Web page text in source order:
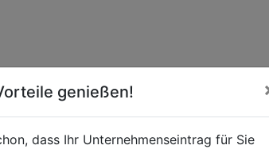
genießen!
dass Ihr Unternehmenseintrag für Sie